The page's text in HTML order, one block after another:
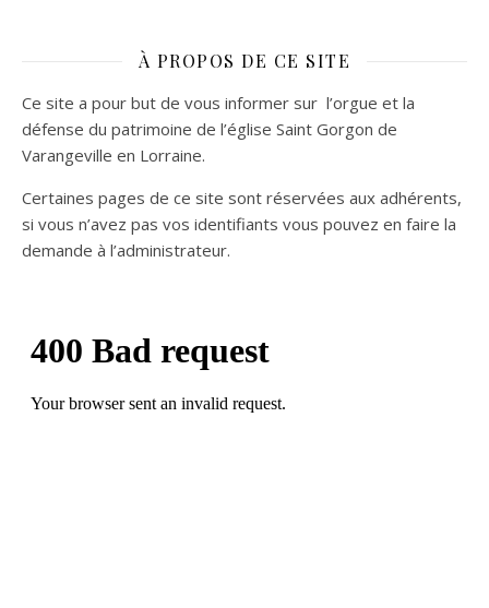
À PROPOS DE CE SITE
Ce site a pour but de vous informer sur l’orgue et la
défense du patrimoine de l’église Saint Gorgon de
Varangeville en Lorraine.
Certaines pages de ce site sont réservées aux adhérents,
si vous n’avez pas vos identifiants vous pouvez en faire la
demande à l’administrateur.